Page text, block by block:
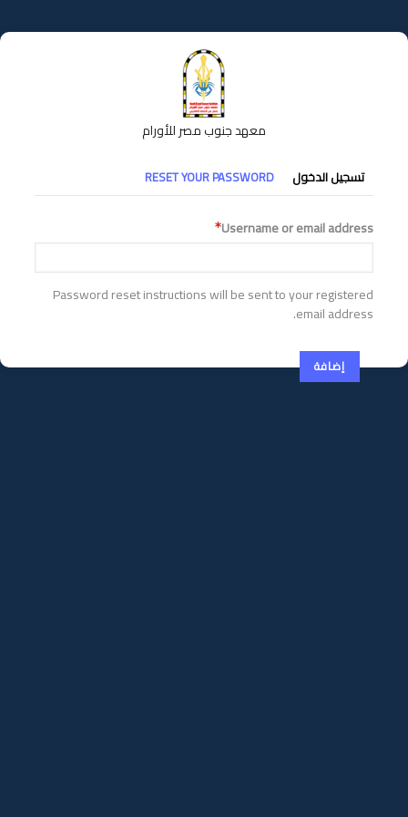
إلى
المحتوى
معهد جنوب مصر للأورام
التبويبات
الأساسية
تسجيل الدخول RESET YOUR PASSWORD
Username or email address
Password reset instructions will be sent to your registered
email address.